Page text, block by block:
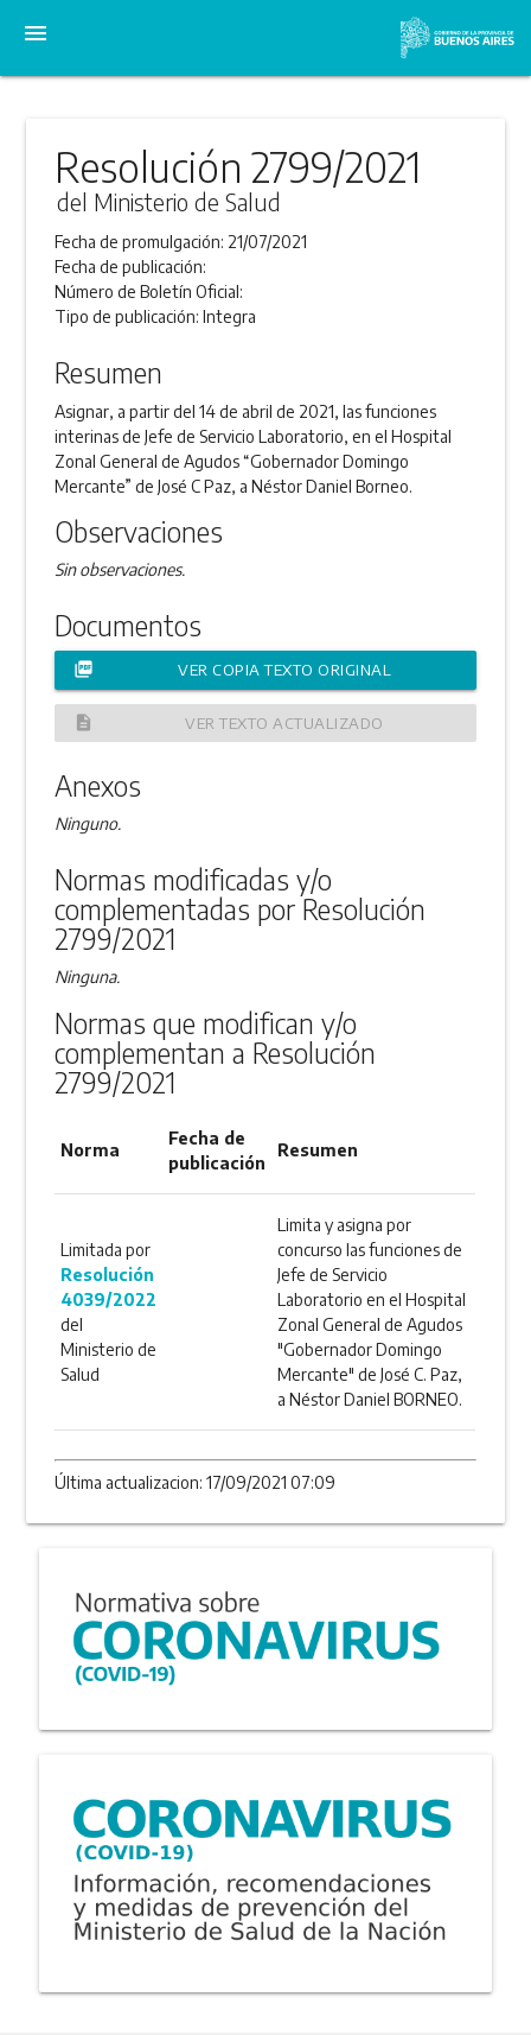
menu
Resolución 2799/2021
del Ministerio de Salud
Fecha de promulgación: 21/07/2021
Fecha de publicación:
Número de Boletín Oficial:
Tipo de publicación:Integra
Resumen
Asignar, a partir del 14 de abril de 2021, las funciones
interinas de Jefe de Servicio Laboratorio, en el Hospital
Zonal General de Agudos “Gobernador Domingo
Mercante” de José C Paz, a Néstor Daniel Borneo.
Observaciones
Sin observaciones.
Documentos
picture_as_pdf VER COPIA TEXTO ORIGINAL
description VER TEXTO ACTUALIZADO
Anexos
Ninguno.
Normas modificadas y/o
complementadas por Resolución
2799/2021
Ninguna.
Normas que modifican y/o
complementan a Resolución
2799/2021
Norma
Fecha de
publicación
Resumen
Limitada por
Resolución
4039/2022
del
Ministerio de
Salud
Limita y asigna por
concurso las funciones de
Jefe de Servicio
Laboratorio en el Hospital
Zonal General de Agudos
"Gobernador Domingo
Mercante" de José C. Paz,
a Néstor Daniel BORNEO.
Última actualizacion: 17/09/2021 07:09